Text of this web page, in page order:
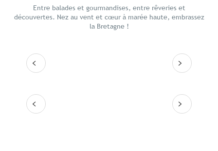
Entre balades et gourmandises, entre rêveries et
découvertes. Nez au vent et cœur à marée haute, embrassez
la Bretagne !
Lire la suite
Lire la suite
Les 10 destinations
Itinéraires
Lire la suite